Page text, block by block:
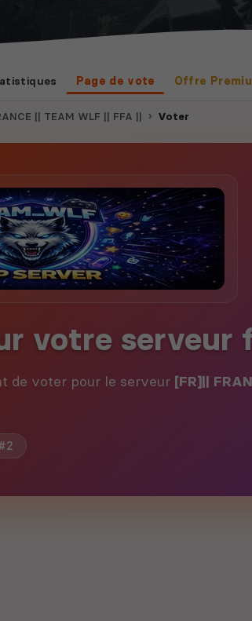
Page de vote Offre
|| TEAM WLF || FFA || Voter
votre serveur
de voter pour le serveur [FR]||